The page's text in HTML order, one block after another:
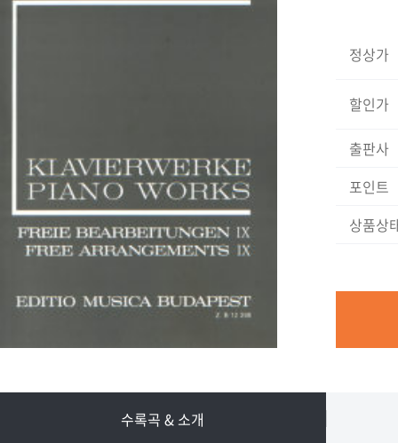
정상가
할인가
출판사
포인트
상품상
수록곡 & 소개